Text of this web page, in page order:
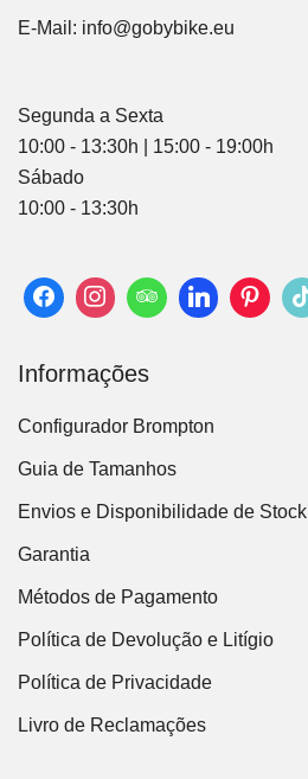
E-Mail: info@gobybike.eu
Segunda a Sexta
10:00 - 13:30h | 15:00 - 19:00h
Sábado
10:00 - 13:30h
Informações
Configurador Brompton
Guia de Tamanhos
Envios e Disponibilidade de Stock
Garantia
Métodos de Pagamento
Política de Devolução e Litígio
Política de Privacidade
Livro de Reclamações